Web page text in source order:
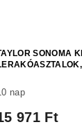
SONOMA
nap
971 Ft